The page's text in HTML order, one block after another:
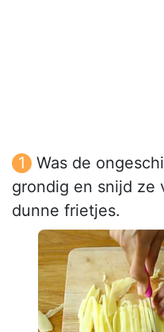
Was de
grondig en snijd ze
dunne frietjes.